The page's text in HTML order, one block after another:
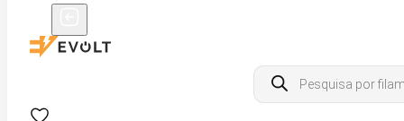
Products
search